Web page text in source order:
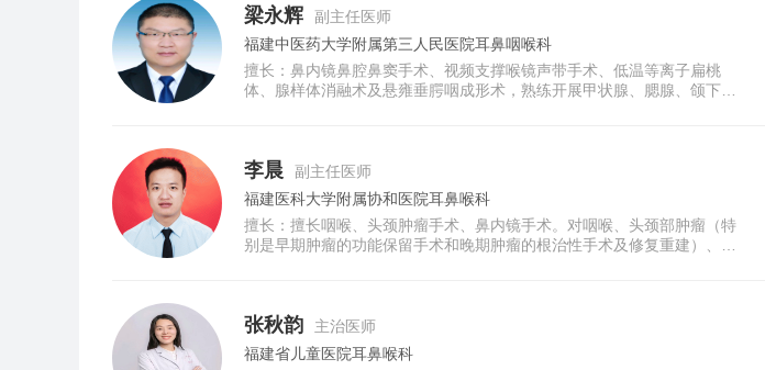
梁永辉
副主任医师
福建中医药大学附属第三人民医院耳鼻咽喉科
擅长：鼻内镜鼻腔鼻窦手术、视频支撑喉镜声带手术、低温等离子扁桃
体、腺样体消融术及悬雍垂腭咽成形术，熟练开展甲状腺、腮腺、颌下腺
李晨
副主任医师
福建医科大学附属协和医院耳鼻喉科
擅长：擅长咽喉、头颈肿瘤手术、鼻内镜手术。对咽喉、头颈部肿瘤（特
别是早期肿瘤的功能保留手术和晚期肿瘤的根治性手术及修复重建）、鼾
张秋韵
主治医师
福建省儿童医院耳鼻喉科